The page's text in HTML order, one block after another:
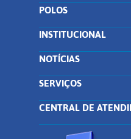
POLOS
INSTITUCIONAL
NOTÍCIAS
SERVIÇOS
CENTRAL DE